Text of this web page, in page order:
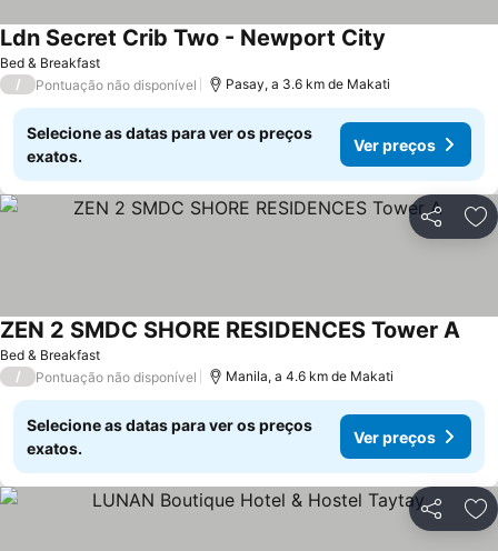
Bed & Breakfast
Ldn Secret Crib Two - Newport City
/ Pontuação não disponível Pasay, a 3.6 km de Makati
Selecione as datas para ver os preços
exatos.
Ver preços
Partilhar
Bed & Breakfast
ZEN 2 SMDC SHORE RESIDENCES Tower A
/ Pontuação não disponível Manila, a 4.6 km de Makati
Selecione as datas para ver os preços
exatos.
Ver preços
Partilhar